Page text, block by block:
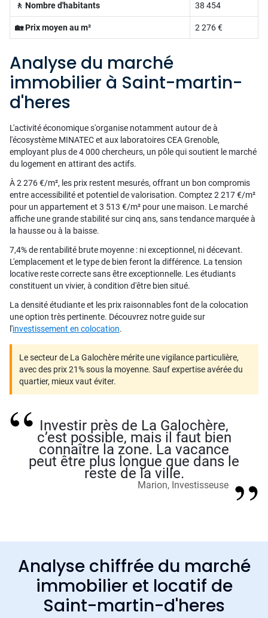
🚶 Nombre d'habitants 38 454
🏡 Prix moyen au m² 2 276 €
Analyse du marché
immobilier à Saint-martin-
d'heres
L'activité économique s'organise notamment autour de à
l'écosystème MINATEC et aux laboratoires CEA Grenoble,
employant plus de 4 000 chercheurs, un pôle qui soutient le marché
du logement en attirant des actifs.
À 2 276 €/m², les prix restent mesurés, offrant un bon compromis
entre accessibilité et potentiel de valorisation. Comptez 2 217 €/m²
pour un appartement et 3 513 €/m² pour une maison. Le marché
affiche une grande stabilité sur cinq ans, sans tendance marquée à
la hausse ou à la baisse.
7,4% de rentabilité brute moyenne : ni exceptionnel, ni décevant.
L'emplacement et le type de bien feront la différence. La tension
locative reste correcte sans être exceptionnelle. Les étudiants
constituent un vivier, à condition d'être bien situé.
La densité étudiante et les prix raisonnables font de la colocation
une option très pertinente. Découvrez notre guide sur
l'investissement en colocation.
Le secteur de La Galochère mérite une vigilance particulière,
avec des prix 21% sous la moyenne. Sauf expertise avérée du
quartier, mieux vaut éviter.
Investir près de La Galochère,
c’est possible, mais il faut bien
connaître la zone. La vacance
peut être plus longue que dans le
reste de la ville.
Marion, Investisseuse
Analyse chiffrée du marché
immobilier et locatif de
Saint-martin-d'heres